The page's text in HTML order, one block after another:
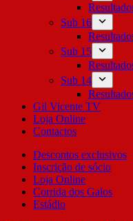
Sub 16
Sub 15
Sub 14
Gil Vicente TV
Loja Online
Contactos
Descontos exclusivos
Inscrição de sócio
Loja Online
Corrida dos Galos
Estádio